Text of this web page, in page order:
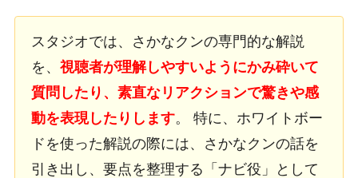
スタジオでは、さかなクンの専門的な解説
を、 視聴者が理解しやすいようにかみ砕いて
質問したり、素直なリアクションで驚きや感
動を表現したりします。 特に、ホワイトボー
ドを使った解説の際には、さかなクンの話を
引き出し、要点を整理する「ナビ役」として